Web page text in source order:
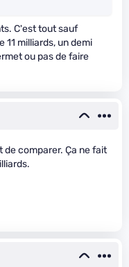
C'est tout sauf
11 milliards, un demi
ou pas de faire
de comparer. Ça ne fait